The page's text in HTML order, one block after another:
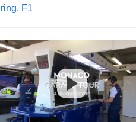
ring, F1